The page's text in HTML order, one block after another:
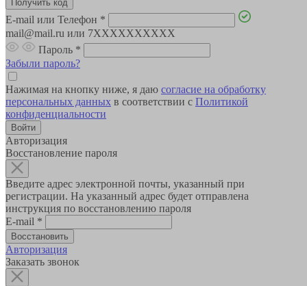
E-mail или Телефон *
mail@mail.ru или 7XXXXXXXXXX
Пароль *
Забыли пароль?
Нажимая на кнопку ниже, я даю согласие на обработку
персональных данных в соответствии с Политикой
конфиденциальности
Авторизация
Восстановление пароля
Введите адрес электронной почты, указанный при
регистрации. На указанный адрес будет отправлена
инструкция по восстановлению пароля
E-mail *
Авторизация
Заказать звонок